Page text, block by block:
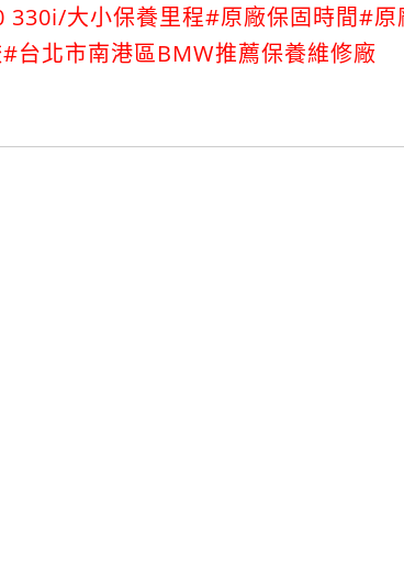
330i/大小保養里程#原廠保固時間#原
台北市南港區BMW推薦保養維修廠